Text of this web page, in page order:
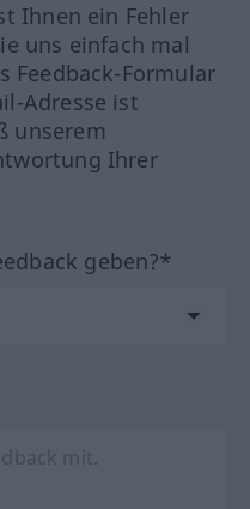
Ihnen ein Fehler
uns einfach mal
Feedback-Formular
Adresse ist
unserem
Ihrer
geben?*